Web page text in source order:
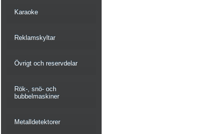
Karaoke
Reklamskyltar
Övrigt och reservdelar
Rök-, snö- och
bubbelmaskiner
Metalldetektorer